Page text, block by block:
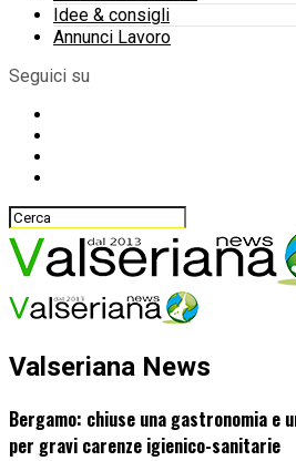
Idee & consigli
Annunci Lavoro
Seguici su
Valseriana News
Bergamo: chiuse una gastronomia e
per gravi carenze igienico-sanitarie